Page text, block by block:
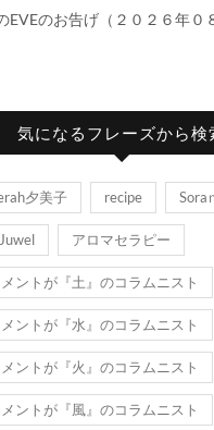
EVEのお告げ（２０２６年０
気になるフレーズから検
夕美子 recipe Sora
アロマセラピー
ントが『土』のコラムニスト
ントが『水』のコラムニスト
ントが『火』のコラムニスト
ントが『風』のコラムニスト